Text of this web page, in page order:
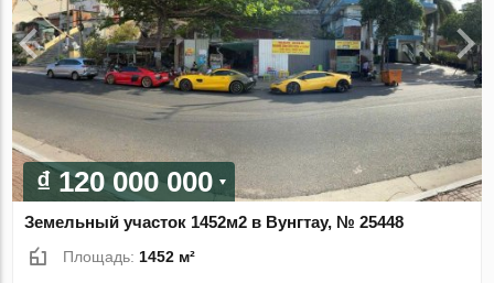
₫ 120 000 000
Земельный участок 1452м2 в Вунгтау, № 25448
Площадь: 1452 м²